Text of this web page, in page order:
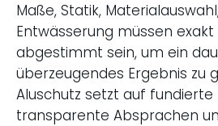
Maße, Statik,
Entwässerung müssen
abgestimmt sein, um ein
überzeugendes Ergebnis zu
Aluschutz setzt auf fundierte
transparente Absprachen